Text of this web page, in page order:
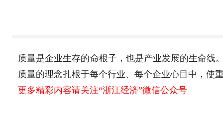
质量是企业生存的命根子，也是产业发展的生命线
质量的理念扎根于每个行业、每个企业心目中，使
更多精彩内容请关注“浙江经济”微信公众号